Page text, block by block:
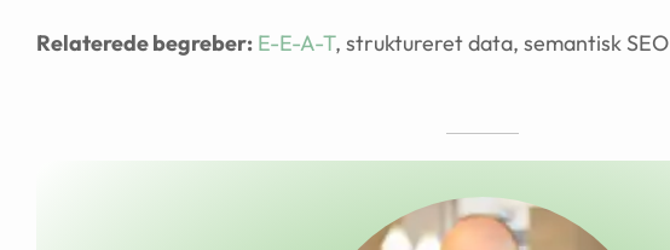
Relaterede begreber: E-E-A-T, struktureret data, semantisk SEO